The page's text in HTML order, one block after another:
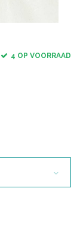
4 OP VOORRAAD